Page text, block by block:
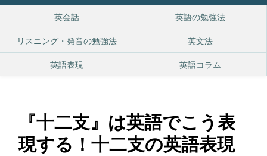
英会話 英語の勉強法
リスニング・発音の勉強法 英文法
英語表現 英語コラム
『十二支』は英語でこう表
現する！十二支の英語表現